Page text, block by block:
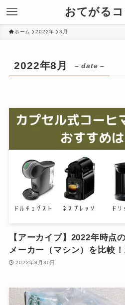
おてがる
ホーム 2022年 8月
2022年8月 – date –
【アーカイブ】2022年時点
メーカー（マシン）を比較
2022年8月30日